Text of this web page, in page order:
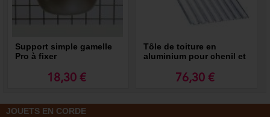
Support simple gamelle
Pro à fixer
18,30 €
Tôle de toiture en
aluminium pour chenil et
76,30 €
JOUETS EN CORDE